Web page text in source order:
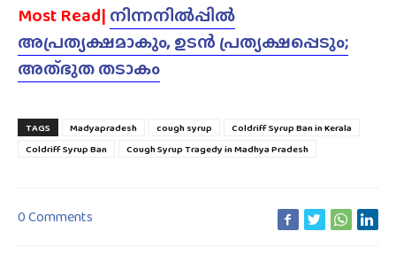
Most Read| നിന്നനിൽപ്പിൽ
അപ്രത്യക്ഷമാകും, ഉടൻ പ്രത്യക്ഷപ്പെടും;
അത്‌ഭുത തടാകം
TAGS Madyapradesh cough syrup
Coldriff Syrup Ban in Kerala
Coldriff Syrup Ban
Cough Syrup Tragedy in Madhya Pradesh
0 Comments